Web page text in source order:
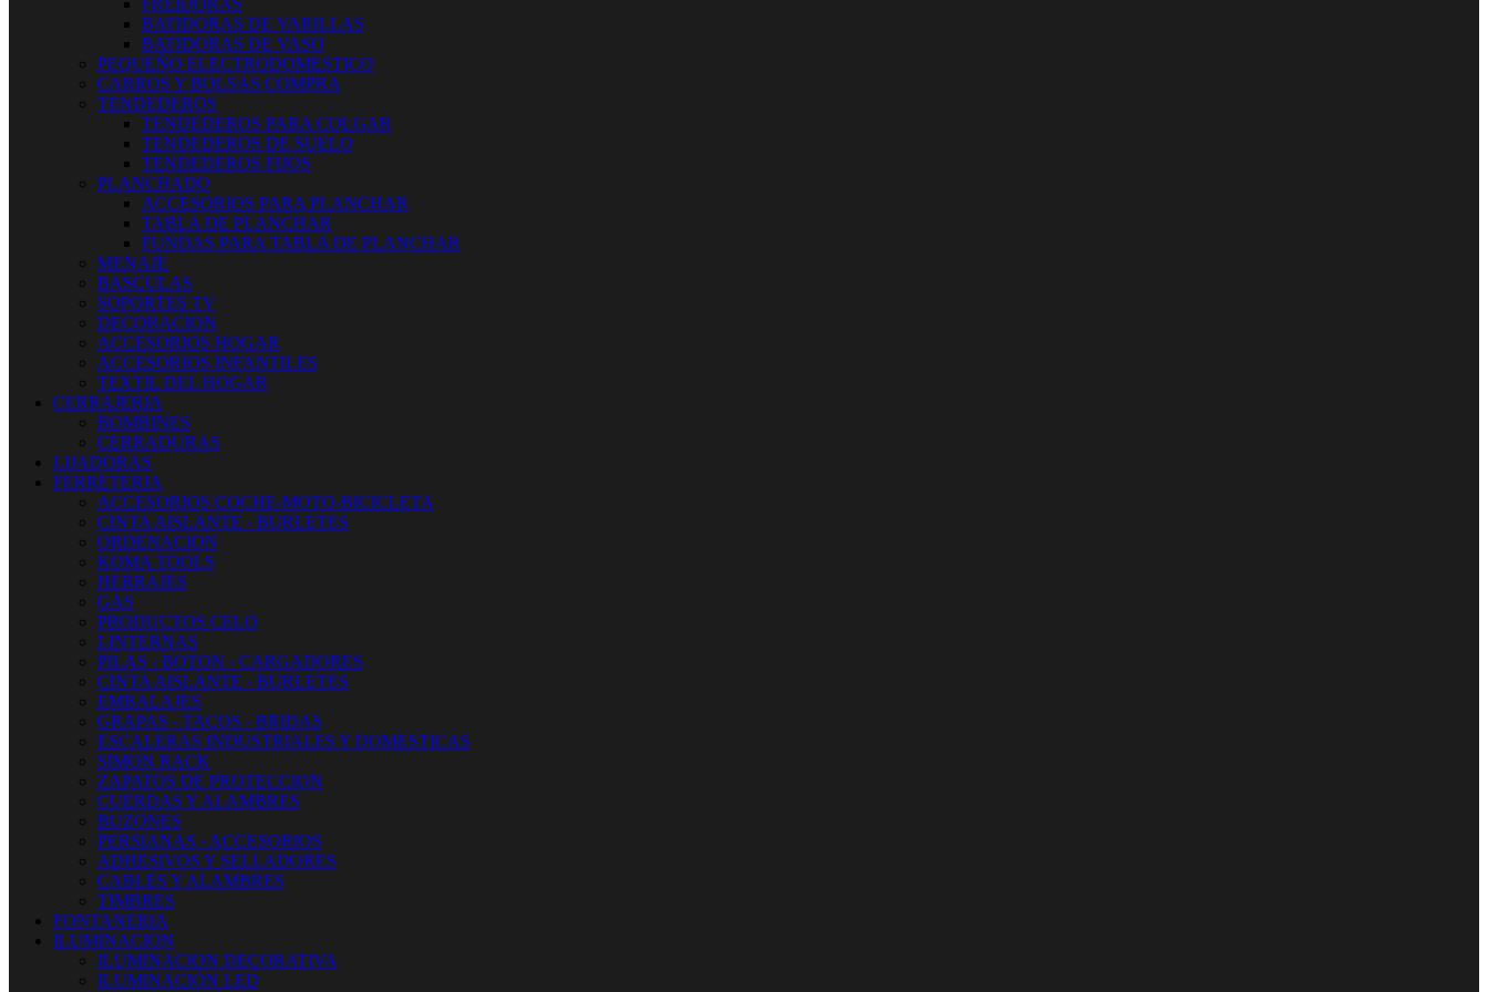
FREIDORAS
BATIDORAS DE VARILLAS
BATIDORAS DE VASO
PEQUEÑO ELECTRODOMESTICO
CARROS Y BOLSAS COMPRA
TENDEDEROS
TENDEDEROS PARA COLGAR
TENDEDEROS DE SUELO
TENDEDEROS FIJOS
PLANCHADO
ACCESORIOS PARA PLANCHAR
TABLA DE PLANCHAR
FUNDAS PARA TABLA DE PLANCHAR
MENAJE
BASCULAS
SOPORTES TV
DECORACION
ACCESORIOS HOGAR
ACCESORIOS INFANTILES
TEXTIL DEL HOGAR
CERRAJERIA
BOMBINES
CERRADURAS
LIJADORAS
FERRETERIA
ACCESORIOS COCHE-MOTO-BICICLETA
CINTA AISLANTE - BURLETES
ORDENACION
KOMA TOOLS
HERRAJES
GAS
PRODUCTOS CELO
LINTERNAS
PILAS - BOTON - CARGADORES
CINTA AISLANTE - BURLETES
EMBALAJES
GRAPAS - TACOS - BRIDAS
ESCALERAS INDUSTRIALES Y DOMESTICAS
SIMON RACK
ZAPATOS DE PROTECCION
CUERDAS Y ALAMBRES
BUZONES
PERSIANAS - ACCESORIOS
ADHESIVOS Y SELLADORES
CABLES Y ALAMBRES
TIMBRES
FONTANERIA
ILUMINACION
ILUMINACION DECORATIVA
ILUMINACIÓN LED